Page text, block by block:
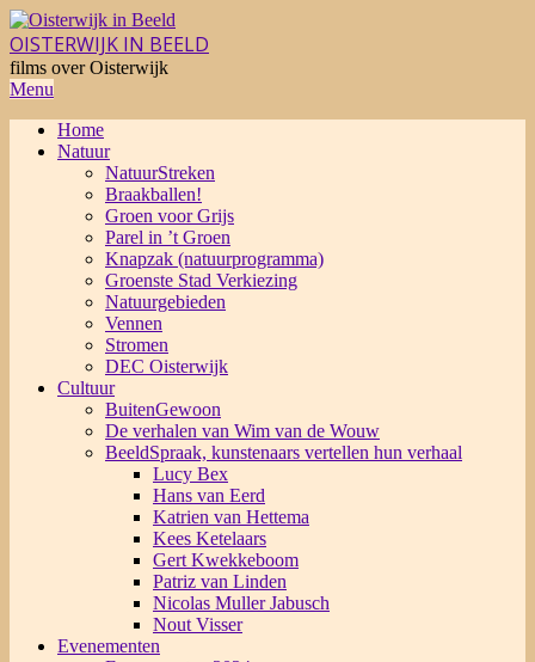
Skip
to
content
OISTERWIJK IN BEELD
films over Oisterwijk
Primary
Menu
Menu
Home
Natuur
NatuurStreken
Braakballen!
Groen voor Grijs
Parel in ’t Groen
Knapzak (natuurprogramma)
Groenste Stad Verkiezing
Natuurgebieden
Vennen
Stromen
DEC Oisterwijk
Cultuur
BuitenGewoon
De verhalen van Wim van de Wouw
BeeldSpraak, kunstenaars vertellen hun verhaal
Lucy Bex
Hans van Eerd
Katrien van Hettema
Kees Ketelaars
Gert Kwekkeboom
Patriz van Linden
Nicolas Muller Jabusch
Nout Visser
Evenementen